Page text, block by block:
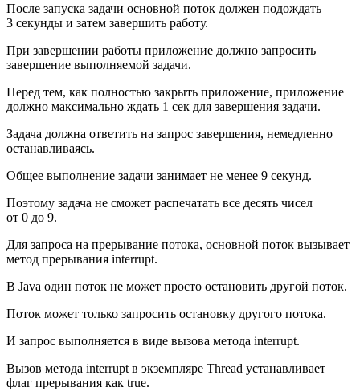
После запуска задачи основной поток должен подождать
3 секунды и затем завершить работу.
При завершении работы приложение должно запросить
завершение выполняемой задачи.
Перед тем, как полностью закрыть приложение, приложение
должно максимально ждать 1 сек для завершения задачи.
Задача должна ответить на запрос завершения, немедленно
останавливаясь.
Общее выполнение задачи занимает не менее 9 секунд.
Поэтому задача не сможет распечатать все десять чисел
от 0 до 9.
Для запроса на прерывание потока, основной поток вызывает
метод прерывания interrupt.
В Java один поток не может просто остановить другой поток.
Поток может только запросить остановку другого потока.
И запрос выполняется в виде вызова метода interrupt.
Вызов метода interrupt в экземпляре Thread устанавливает
флаг прерывания как true.